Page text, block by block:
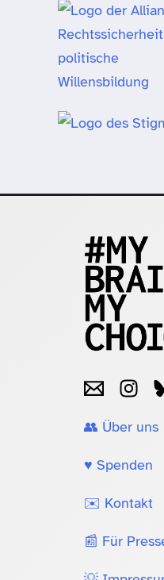
👥 Über uns
♥️ Spenden
✉️ Kontakt
📰 Für